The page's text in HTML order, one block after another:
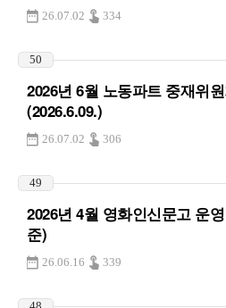
26.07.02 334
50
2026년 6월 노동파트 중재위
(2026.6.09.)
26.07.02 306
49
2026년 4월 영화인신문고 운
준)
26.06.16 339